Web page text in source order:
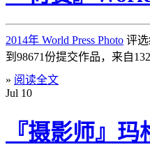
2014年 World Press Photo 评
到98671份提交作品，来自
» 阅读全文
Jul 10
『摄影师』